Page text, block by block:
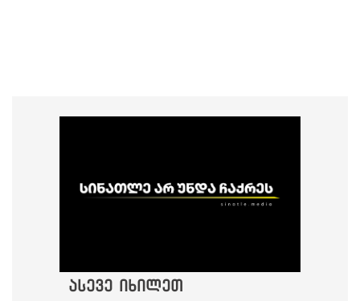
ასევე იხილეთ